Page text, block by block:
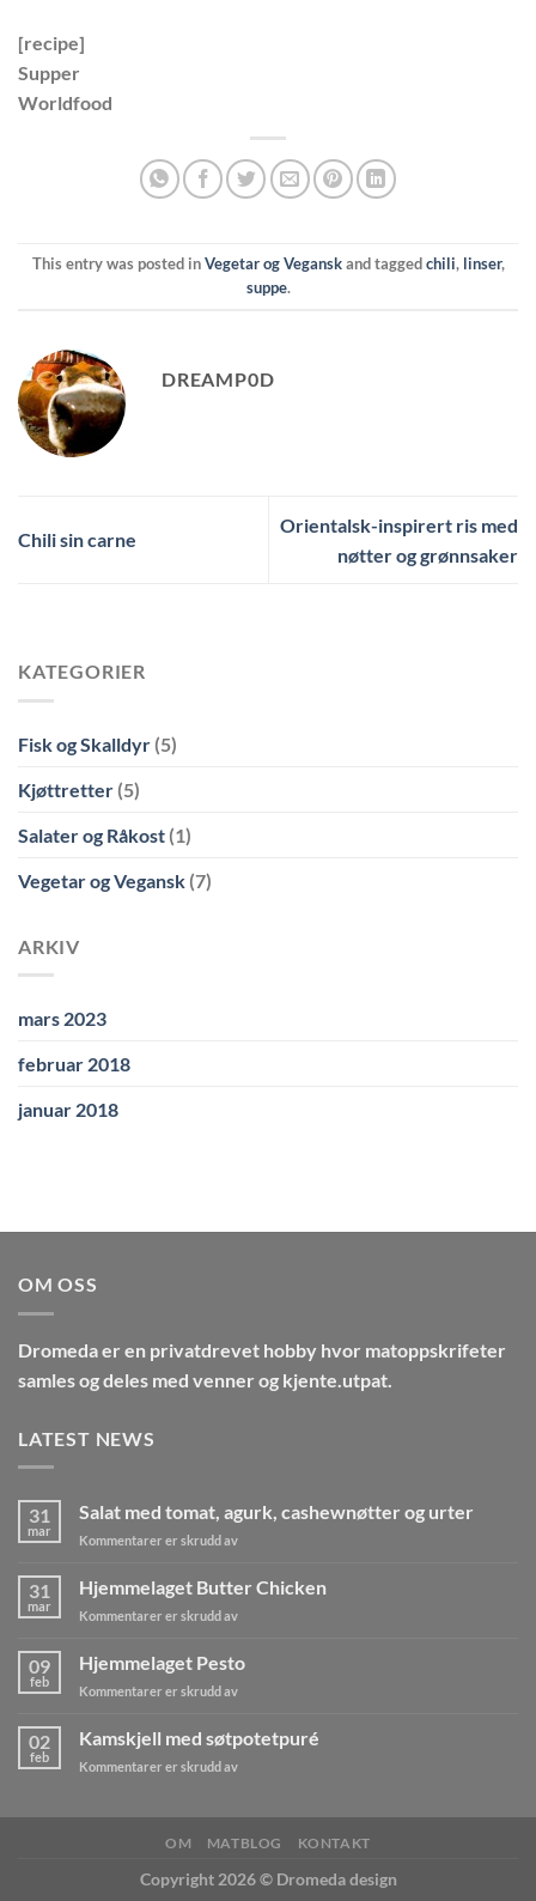
[recipe]
Supper
Worldfood
This entry was posted inVegetar og Veganskand taggedchili, linser,
suppe.
DREAMP0D
Chili sin carne
Orientalsk-inspirert ris med
nøtter og grønnsaker
KATEGORIER
Fisk og Skalldyr (5)
Kjøttretter (5)
Salater og Råkost (1)
Vegetar og Vegansk (7)
ARKIV
mars 2023
februar 2018
januar 2018
OM OSS
Dromedaer en privatdrevet hobby hvor matoppskrifeter
samles og deles med venner og kjente.utpat.
LATEST NEWS
31
mar
Salat med tomat, agurk, cashewnøtter og urter
Kommentarer er skrudd avfor
med
og
31
mar
Hjemmelaget Butter Chicken
Kommentarer er skrudd avfor
09
feb
Hjemmelaget Pesto
Kommentarer er skrudd avfor
Pesto
02
feb
Kamskjell med søtpotetpuré
Kommentarer er skrudd avfor
OM MATBLOG KONTAKT
Copyright 2026 © Dromeda design